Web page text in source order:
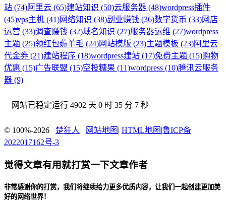
站 (74)阿里云 (65)建站知识 (50)云服务器 (48)wordpress插件
(45)vps主机 (41)网络知识 (38)副业赚钱 (36)数字货币 (33)网店
运营 (33)调查赚钱 (32)域名知识 (27)服务器运维 (27)wordpress
主题 (25)领红包薅羊毛 (24)网站模版 (23)主题模板 (23)阿里云
代金券 (21)建站程序 (18)wordpress建站 (17)免费主题 (15)购物
优惠 (15)广告联盟 (15)空投糖果 (11)wordpress (10)腾讯云服务
器 (9)
网站已稳定运行 4902 天 0 时 35 分 8 秒
© 100%-2026 楚狂人 网站地图 | HTML地图 |鲁ICP备
2022017162号-3
觉得文章有用就打赏一下文章作者
非常感谢你的打赏，我们将继续给力更多优质内容，让我们一起创建更加美
好的网络世界！